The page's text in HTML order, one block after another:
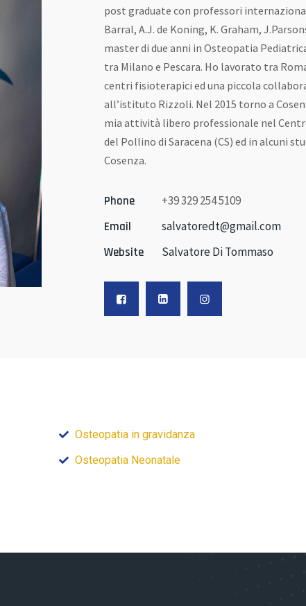
post graduate con professori
Barral, A.J. de Koning, K. Graham,
master di due anni in Osteopatia
tra Milano e Pescara. Ho lavorato tra
centri fisioterapici ed una piccola
all’istituto Rizzoli. Nel 2015 torno a
mia attività libero professionale nel
del Pollino di Saracena (CS) ed in alcuni
Cosenza.
Phone
+39 329 254 5109
Email
salvatoredt@gmail.com
Website
Salvatore Di Tommaso
Osteopatia in gravidanza
Osteopatia Neonatale